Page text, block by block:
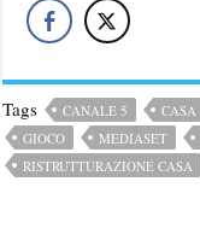
Tags CANALE 5 CASA
GIOCO
MEDIASET
RISTRUTTURAZIONE CASA